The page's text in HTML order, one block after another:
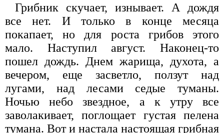
Грибник скучает, изнывает. А дождя
все нет. И только в конце месяца
покапает, но для роста грибов этого
мало. Наступил август. Наконец-то
пошел дождь. Днем жарища, духота, а
вечером, еще засветло, ползут над
лугами, над лесами седые туманы.
Ночью небо звездное, а к утру все
заволакивает, поглощает густая пелена
тумана. Вот и настала настоящая грибная